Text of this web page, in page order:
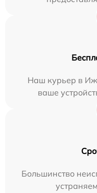
Наш курьер в
ваше
Большинство